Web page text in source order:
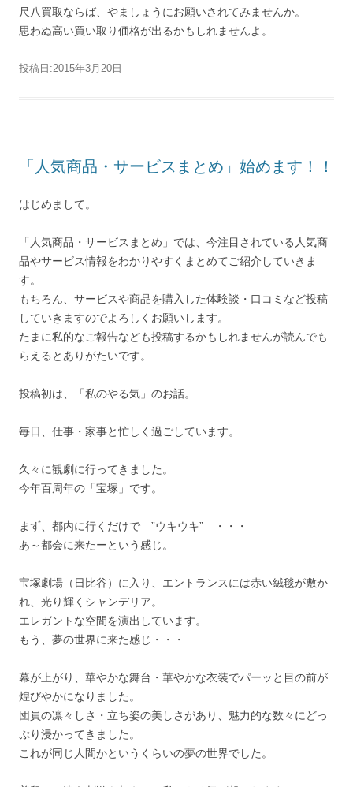
尺八買取ならば、やましょうにお願いされてみませんか。
思わぬ高い買い取り価格が出るかもしれませんよ。
投稿日:2015年3月20日
「人気商品・サービスまとめ」始めます！！
はじめまして。
「人気商品・サービスまとめ」では、今注目されている人気商
品やサービス情報をわかりやすくまとめてご紹介していきま
す。
もちろん、サービスや商品を購入した体験談・口コミなど投稿
していきますのでよろしくお願いします。
たまに私的なご報告なども投稿するかもしれませんが読んでも
らえるとありがたいです。
投稿初は、「私のやる気」のお話。
毎日、仕事・家事と忙しく過ごしています。
久々に観劇に行ってきました。
今年百周年の「宝塚」です。
まず、都内に行くだけで ”ウキウキ” ・・・
あ～都会に来たーという感じ。
宝塚劇場（日比谷）に入り、エントランスには赤い絨毯が敷か
れ、光り輝くシャンデリア。
エレガントな空間を演出しています。
もう、夢の世界に来た感じ・・・
幕が上がり、華やかな舞台・華やかな衣装でパーッと目の前が
煌びやかになりました。
団員の凛々しさ・立ち姿の美しさがあり、魅力的な数々にどっ
ぷり浸かってきました。
これが同じ人間かというくらいの夢の世界でした。